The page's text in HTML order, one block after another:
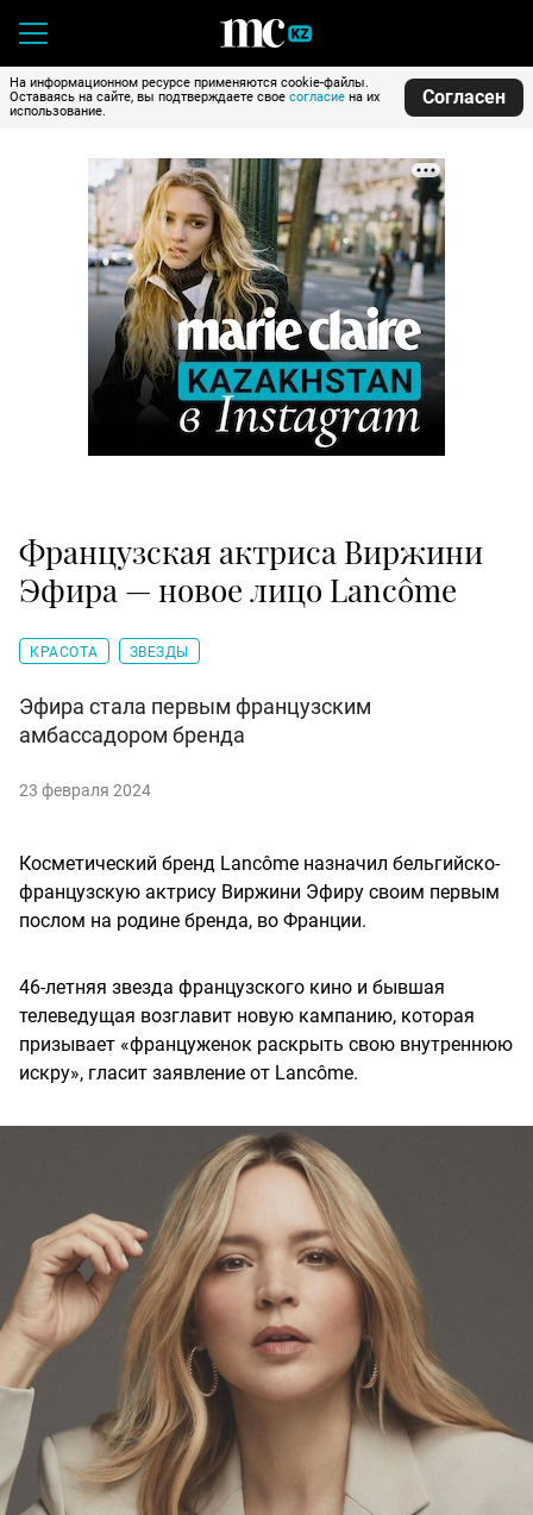
На информационном ресурсе применяются cookie-файлы.
Оставаясь на сайте, вы подтверждаете свое согласие на их
использование.
Согласен
Французская актриса Виржини
Эфира — новое лицо Lancôme
КРАСОТА ЗВЕЗДЫ
Эфира стала первым французским
амбассадором бренда
23 февраля 2024
Косметический бренд Lancôme назначил бельгийско-
французскую актрису Виржини Эфиру своим первым
послом на родине бренда, во Франции.
46-летняя звезда французского кино и бывшая
телеведущая возглавит новую кампанию, которая
призывает «француженок раскрыть свою внутреннюю
искру», гласит заявление от Lancôme.